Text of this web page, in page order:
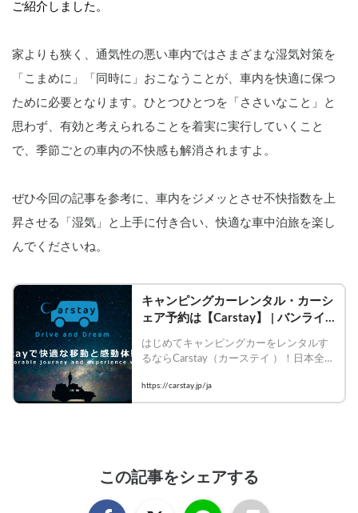
ご紹介しました。
家よりも狭く、通気性の悪い車内ではさまざまな湿気対策を
「こまめに」「同時に」おこなうことが、車内を快適に保つ
ために必要となります。ひとつひとつを「ささいなこと」と
思わず、有効と考えられることを着実に実行していくこと
で、季節ごとの車内の不快感も解消されますよ。
ぜひ今回の記事を参考に、車内をジメッとさせ不快指数を上
昇させる「湿気」と上手に付き合い、快適な車中泊旅を楽し
んでくださいね。
キャンピングカーレンタル・カーシ
ェア予約は【Carstay】 | バンライ
でもかんたんに
はじめてキャンピングカーをレンタルす
るならCarstay（カーステイ ）！日本全国
シェア・RVパーク含む車中泊スポット・
観光体験アクティビティを初心者でもか
https://carstay.jp/ja
この記事をシェアする